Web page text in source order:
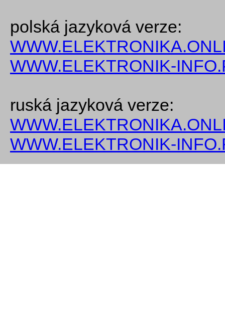
polská jazyková verze:
WWW.ELEKTRONIK-
ruská jazyková verze:
WWW.ELEKTRONIK-